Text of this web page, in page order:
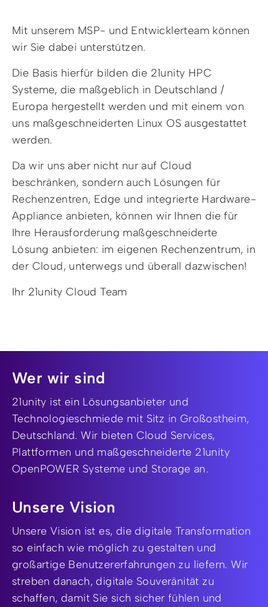
Mit unserem MSP- und Entwicklerteam können
wir Sie dabei unterstützen.
Die Basis hierfür bilden die 21unity HPC
Systeme, die maßgeblich in Deutschland /
Europa hergestellt werden und mit einem von
uns maßgeschneiderten Linux OS ausgestattet
werden.
Da wir uns aber nicht nur auf Cloud
beschränken, sondern auch Lösungen für
Rechenzentren, Edge und integrierte Hardware-
Appliance anbieten, können wir Ihnen die für
Ihre Herausforderung maßgeschneiderte
Lösung anbieten: im eigenen Rechenzentrum, in
der Cloud, unterwegs und überall dazwischen!
Ihr 21unity Cloud Team
Wer wir sind
21unity ist ein Lösungsanbieter und
Technologieschmiede mit Sitz in Großostheim,
Deutschland. Wir bieten Cloud Services,
Plattformen und maßgeschneiderte 21unity
OpenPOWER Systeme und Storage an.
Unsere Vision
Unsere Vision ist es, die digitale Transformation
so einfach wie möglich zu gestalten und
großartige Benutzererfahrungen zu liefern. Wir
streben danach, digitale Souveränität zu
schaffen, damit Sie sich sicher fühlen und